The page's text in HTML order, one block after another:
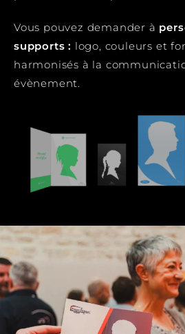
Vous pouvez demander à
supports : logo, couleurs et
harmonisés à la
évènement.